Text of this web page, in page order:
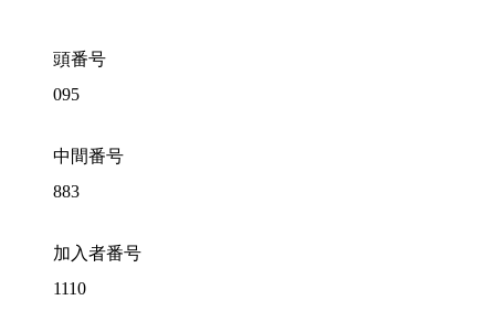
頭番号
095
中間番号
883
加入者番号
1110